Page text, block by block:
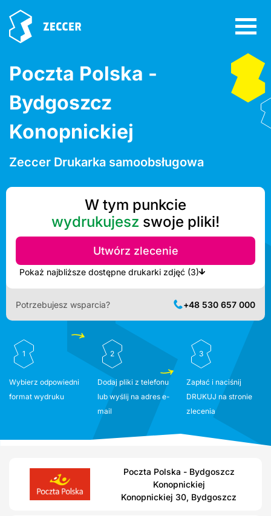
Poczta Polska -
Bydgoszcz
Konopnickiej
Zeccer Drukarka samoobsługowa
W tym punkcie
wydrukujesz swoje pliki!
Utwórz zlecenie
Pokaż najbliższe dostępne drukarki zdjęć (3)
Potrzebujesz wsparcia? +48 530 657 000
1
Wybierz odpowiedni
format wydruku
2
Dodaj pliki z telefonu
lub wyślij na adres e-
mail
3
Zapłać i naciśnij
DRUKUJ na stronie
zlecenia
Poczta Polska - Bydgoszcz
Konopnickiej
Konopnickiej 30, Bydgoszcz